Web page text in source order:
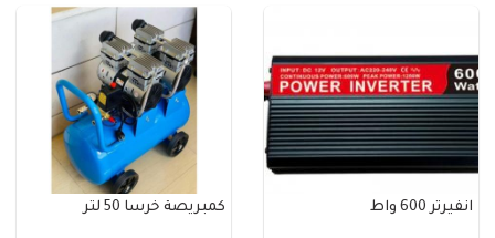
انفيرتر 600 واط كمبريصة خرسا 50 لتر